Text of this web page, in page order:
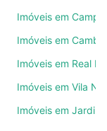
Você
de
garagem para
salão de
Imóveis em
Imóveis em Cambuí
Imóveis em Real
Imóveis em Vila
Imóveis em Jardim